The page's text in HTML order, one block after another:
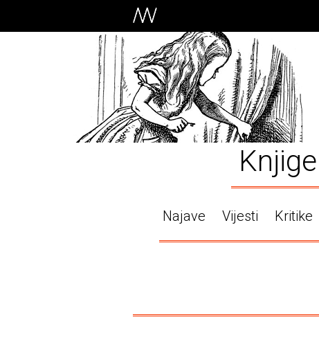
Knjige
Najave Vijesti Kritike